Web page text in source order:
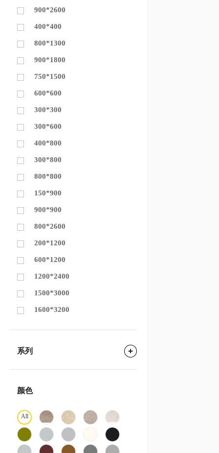
900*2600
400*400
800*1300
900*1800
750*1500
600*600
300*300
300*600
400*800
300*800
800*800
150*900
900*900
800*2600
200*1200
600*1200
1200*2400
1500*3000
1600*3200
系列
颜色
All